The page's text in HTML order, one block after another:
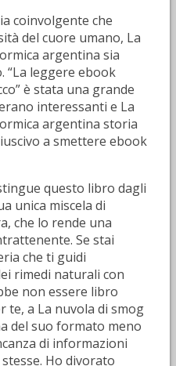
coinvolgente che
del cuore umano, La
argentina sia
“La leggere ebook
è stata una grande
interessanti e La
argentina storia
a smettere ebook
questo libro dagli
unica miscela di
che lo rende una
Se stai
che ti guidi
rimedi naturali con
non essere libro
a La nuvola di smog
del suo formato meno
di informazioni
Ho divorato